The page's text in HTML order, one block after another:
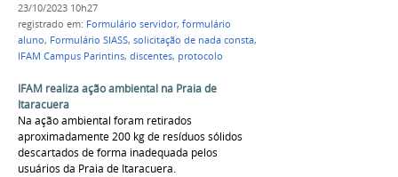
23/10/2023 10h27
registrado em: Formulário servidor, formulário
aluno, Formulário SIASS, solicitação de nada consta,
IFAM Campus Parintins, discentes, protocolo
IFAM realiza ação ambiental na Praia de
Itaracuera
Na ação ambiental foram retirados
aproximadamente 200 kg de resíduos sólidos
descartados de forma inadequada pelos
usuários da Praia de Itaracuera.